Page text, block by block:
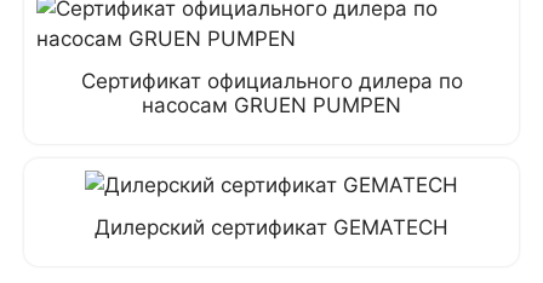
Сертификат официального дилера по
насосам GRUEN PUMPEN
Дилерский сертификат GEMATECH